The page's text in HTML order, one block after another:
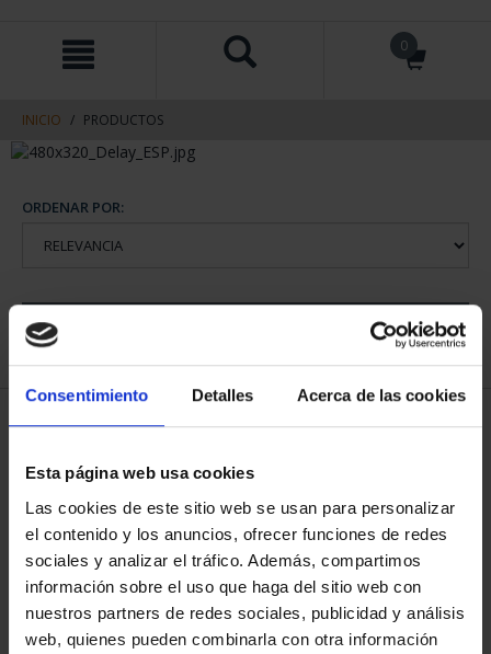
Consentimiento Detalles Acerca de las cookies
Esta página web usa cookies
Las cookies de este sitio web se usan para personalizar
el contenido y los anuncios, ofrecer funciones de redes
sociales y analizar el tráfico. Además, compartimos
información sobre el uso que haga del sitio web con
nuestros partners de redes sociales, publicidad y análisis
web, quienes pueden combinarla con otra información
contenido
navegacin
0
INICIO PRODUCTOS
ORDENAR POR:
1 Productos encontrados